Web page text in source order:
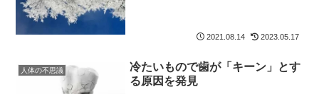
2021.08.14 2023.05.17
人体の不思議
冷たいもので歯が「キーン」とす
る原因を発見